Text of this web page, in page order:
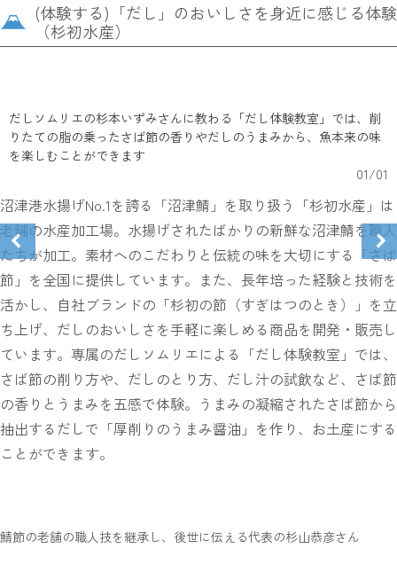
(体験する)「だし」のおいしさを身近に感じる体験
（杉初水産）
だしソムリエの杉本いずみさんに教わる「だし体験教室」では、削
りたての脂の乗ったさば節の香りやだしのうまみから、魚本来の味
を楽しむことができます
01/01
沼津港水揚げNo.1を誇る「沼津鯖」を取り扱う「杉初水産」は
老舗の水産加工場。水揚げされたばかりの新鮮な沼津鯖を職人
たちが加工。素材へのこだわりと伝統の味を大切にする「さば
節」を全国に提供しています。また、長年培った経験と技術を
活かし、自社ブランドの「杉初の節（すぎはつのとき）」を立
ち上げ、だしのおいしさを手軽に楽しめる商品を開発・販売し
ています。専属のだしソムリエによる「だし体験教室」では、
さば節の削り方や、だしのとり方、だし汁の試飲など、さば節
の香りとうまみを五感で体験。うまみの凝縮されたさば節から
抽出するだしで「厚削りのうまみ醤油」を作り、お土産にする
ことができます。
鯖節の老舗の職人技を継承し、後世に伝える代表の杉山恭彦さん